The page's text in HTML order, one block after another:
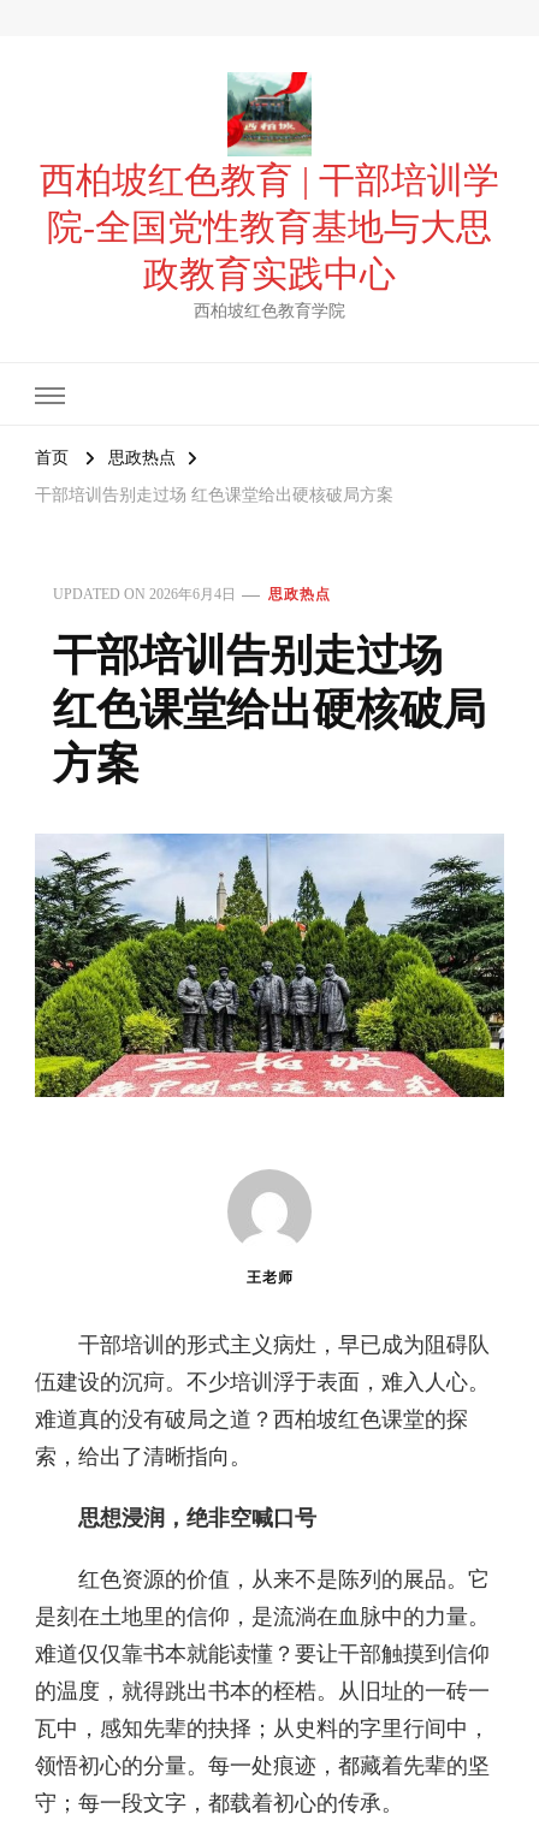
西柏坡红色教育 | 干部培训学
院-全国党性教育基地与大思
政教育实践中心
西柏坡红色教育学院
首页 思政热点
干部培训告别走过场 红色课堂给出硬核破局方案
UPDATED ON 2026年6月4日 思政热点
干部培训告别走过场
红色课堂给出硬核破局
方案
王老师
干部培训的形式主义病灶，早已成为阻碍队
伍建设的沉疴。不少培训浮于表面，难入人心。
难道真的没有破局之道？西柏坡红色课堂的探
索，给出了清晰指向。
思想浸润，绝非空喊口号
红色资源的价值，从来不是陈列的展品。它
是刻在土地里的信仰，是流淌在血脉中的力量。
难道仅仅靠书本就能读懂？要让干部触摸到信仰
的温度，就得跳出书本的桎梏。从旧址的一砖一
瓦中，感知先辈的抉择；从史料的字里行间中，
领悟初心的分量。每一处痕迹，都藏着先辈的坚
守；每一段文字，都载着初心的传承。